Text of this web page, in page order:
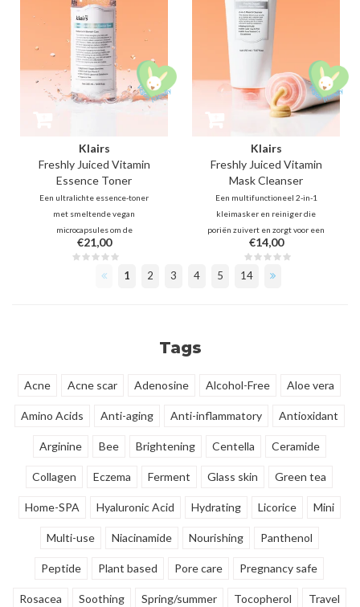
Klairs
Freshly Juiced Vitamin
Essence Toner
Een ultralichte essence-toner
met smeltende vegan
microcapsules om de
vochtbarrière te behouden. Met
rijst-PDRN, dubbel vitamine C en
PHA om fijne lijntjes op te vullen,
€21,00
Klairs
Freshly Juiced Vitamin
Mask Cleanser
Een multifunctioneel 2-in-1
kleimasker en reiniger die
poriën zuivert en zorgt voor een
directe, stralende glass skin. Met
vitamine C, Glutathione en PHA
biedt dit product een dagelijkse,
€14,00
1 2 3 4 5 14
Tags
Acne Acne scar Adenosine Alcohol-Free Aloe vera
Amino Acids Anti-aging Anti-inflammatory Antioxidant
Arginine Bee Brightening Centella Ceramide
Collagen Eczema Ferment Glass skin Green tea
Home-SPA Hyaluronic Acid Hydrating Licorice Mini
Multi-use Niacinamide Nourishing Panthenol
Peptide Plant based Pore care Pregnancy safe
Rosacea Soothing Spring/summer Tocopherol Travel